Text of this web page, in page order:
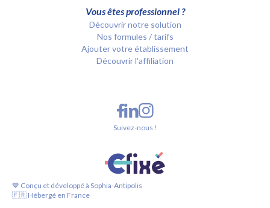
Vous êtes professionnel ?
Découvrir notre solution
Nos formules / tarifs
Ajouter votre établissement
Découvrir l'affiliation
💙 Conçu et développé à Sophia-Antipolis
🇫🇷 Hébergé en France
Suivez-nous !